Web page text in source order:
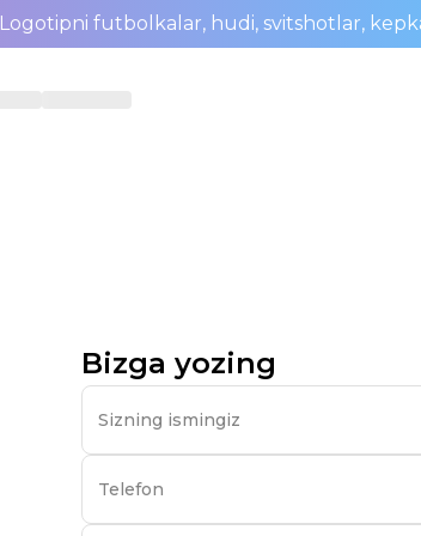
Logotipni futbolkalar, hudi, svitshotlar,
Bizga yozing
Sizning ismingiz
Telefon